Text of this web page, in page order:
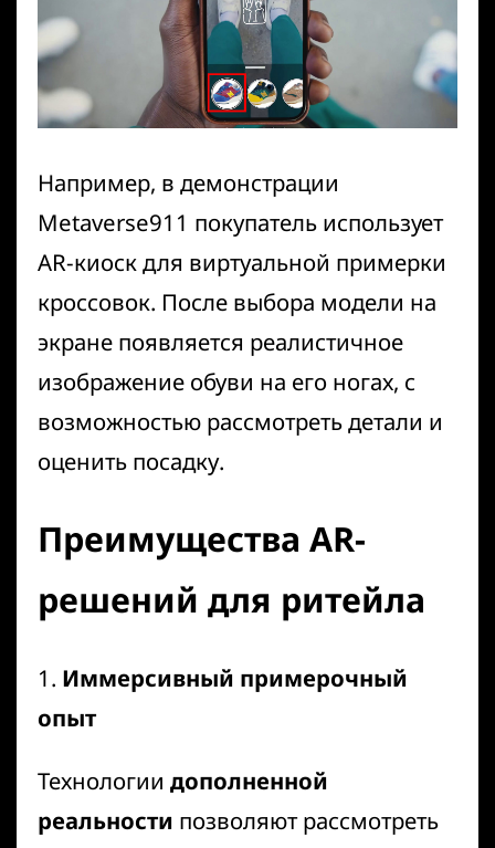
Например, в демонстрации
Metaverse911 покупатель использует
AR-киоск для виртуальной примерки
кроссовок. После выбора модели на
экране появляется реалистичное
изображение обуви на его ногах, с
возможностью рассмотреть детали и
оценить посадку.
Преимущества AR-
решений для ритейла
1. Иммерсивный примерочный
опыт
Технологии дополненной
реальности позволяют рассмотреть